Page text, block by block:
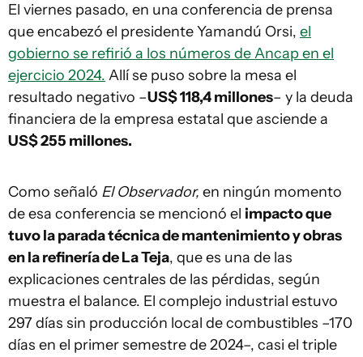
El viernes pasado, en una conferencia de prensa
que encabezó el presidente Yamandú Orsi, el
gobierno se refirió a los números de Ancap en el
ejercicio 2024. Allí se puso sobre la mesa el
resultado negativo –US$ 118,4 millones­– y la deuda
financiera de la empresa estatal que asciende a
US$ 255 millones.
Como señaló El Observador, en ningún momento
de esa conferencia se mencionó el impacto que
tuvo la parada técnica de mantenimiento y obras
en la refinería de La Teja, que es una de las
explicaciones centrales de las pérdidas, según
muestra el balance. El complejo industrial estuvo
297 días sin producción local de combustibles –170
días en el primer semestre de 2024–, casi el triple